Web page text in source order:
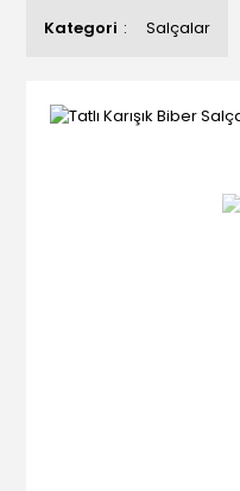
Kategori Salçalar